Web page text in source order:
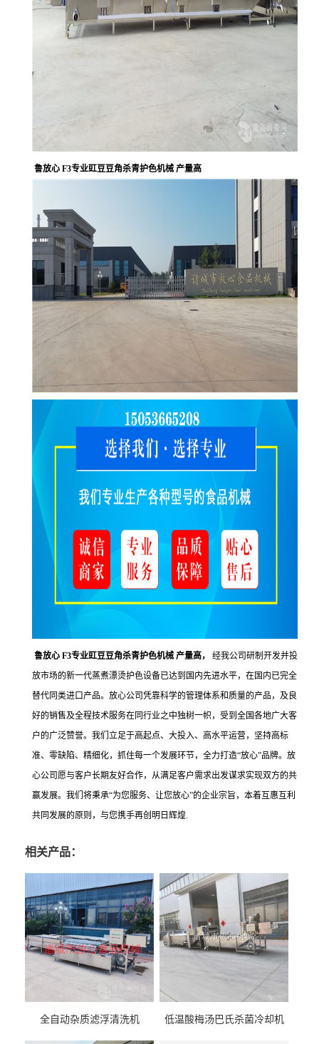
鲁放心 F3专业豇豆豆角杀青护色机械 产量高
鲁放心 F3专业豇豆豆角杀青护色机械 产量高，
经我公司研制开发并投
放市场的新一代蒸煮漂烫护色设备已达到国内先进水平，在国内已完全
替代同类进口产品。放心公司凭靠科学的管理体系和质量的产品，及良
好的销售及全程技术服务在同行业之中独树一帜，受到全国各地广大客
户的广泛赞誉。我们立足于高起点、大投入、高水平运营，坚持高标
准、零缺陷、精细化，抓住每一个发展环节，全力打造“放心”品牌。放
心公司愿与客户长期友好合作，从满足客户需求出发谋求实现双方的共
赢发展。我们将秉承“为您服务、让您放心”的企业宗旨，本着互惠互利
共同发展的原则，与您携手再创明日辉煌.
相关产品：
全自动杂质滤浮清洗机 低温酸梅汤巴氏杀菌冷却机